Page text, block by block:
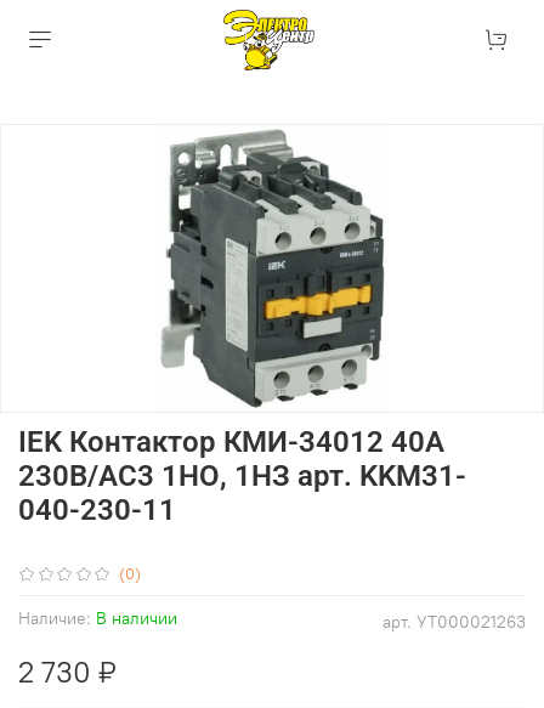
(0)
арт. УТ000021263
Наличие: В наличии
IEK Контактор КМИ-34012 40А
230В/АС3 1НО, 1НЗ арт. KKM31-
040-230-11
2 730 ₽